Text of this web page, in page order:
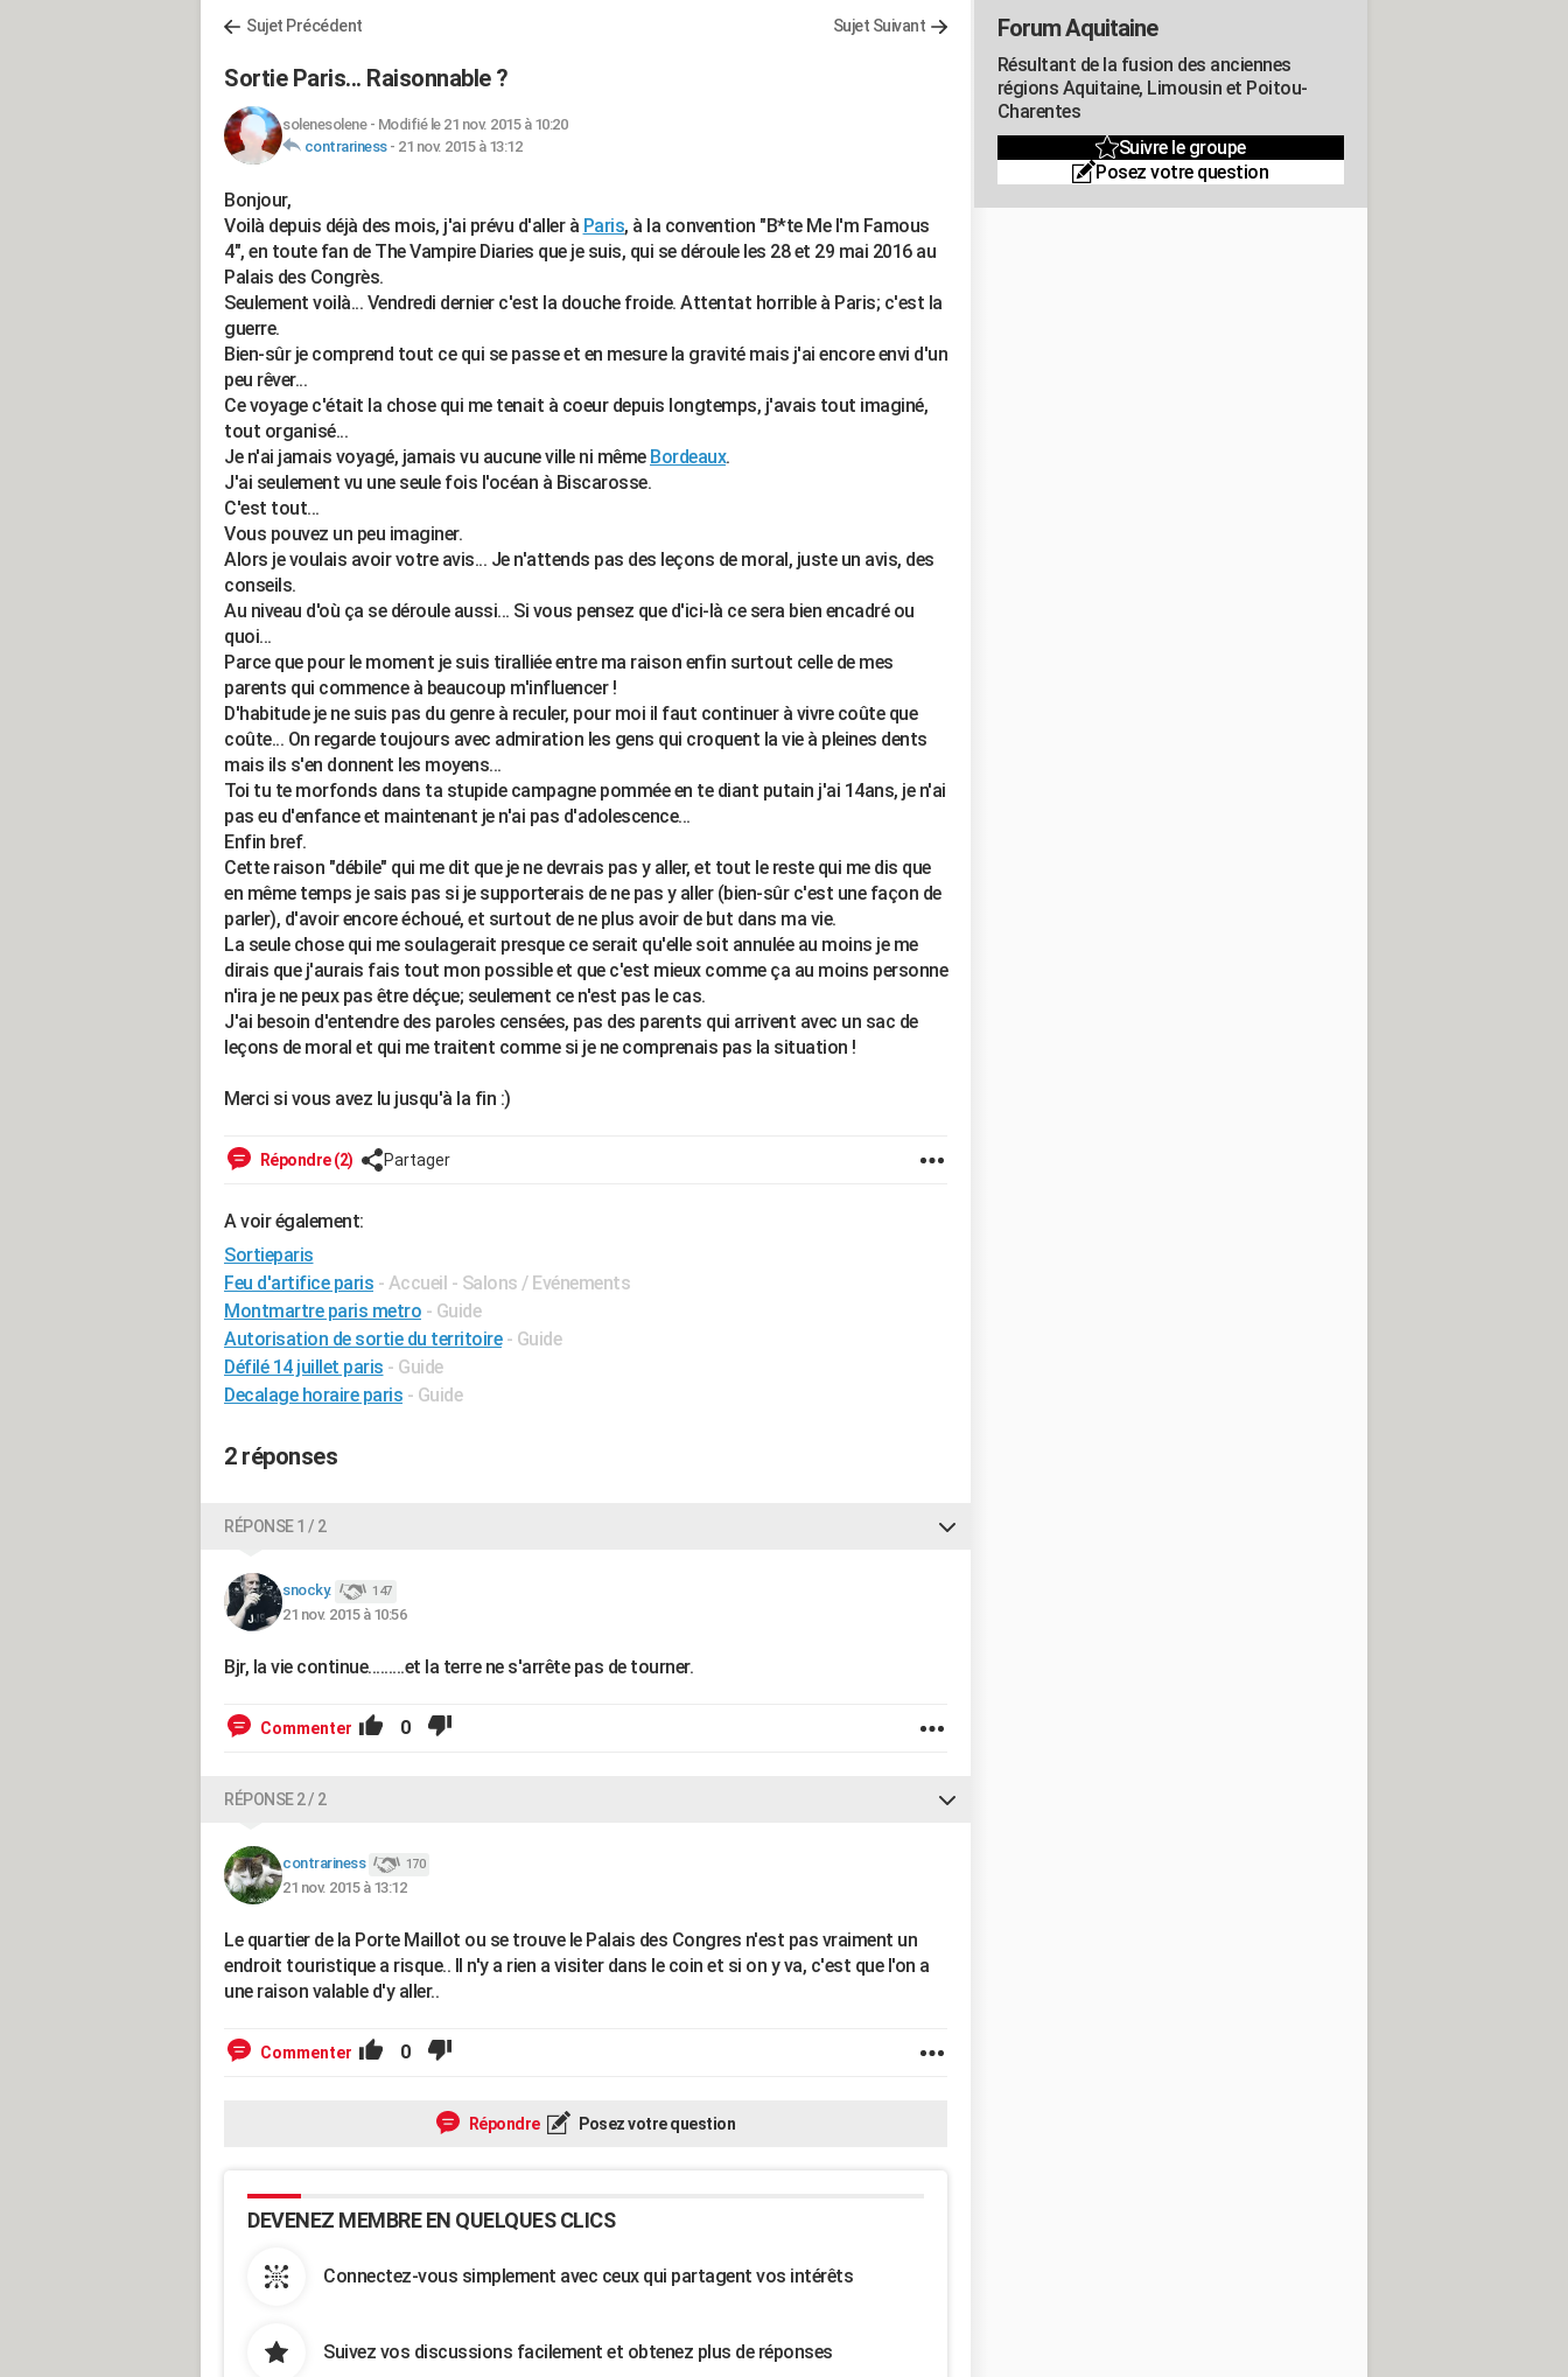
Sujet Précédent Sujet Suivant
Sortie Paris... Raisonnable ?
solenesolene- Modifié le 21 nov. 2015 à 10:20
contrariness- 21 nov. 2015 à 13:12
Bonjour,
Voilà depuis déjà des mois, j'ai prévu d'aller à Paris, à la convention "B*te Me I'm Famous
4", en toute fan de The Vampire Diaries que je suis, qui se déroule les 28 et 29 mai 2016 au
Palais des Congrès.
Seulement voilà... Vendredi dernier c'est la douche froide. Attentat horrible à Paris; c'est la
guerre.
Bien-sûr je comprend tout ce qui se passe et en mesure la gravité mais j'ai encore envi d'un
peu rêver...
Ce voyage c'était la chose qui me tenait à coeur depuis longtemps, j'avais tout imaginé,
tout organisé...
Je n'ai jamais voyagé, jamais vu aucune ville ni même Bordeaux.
J'ai seulement vu une seule fois l'océan à Biscarosse.
C'est tout...
Vous pouvez un peu imaginer.
Alors je voulais avoir votre avis... Je n'attends pas des leçons de moral, juste un avis, des
conseils.
Au niveau d'où ça se déroule aussi... Si vous pensez que d'ici-là ce sera bien encadré ou
quoi...
Parce que pour le moment je suis tiralliée entre ma raison enfin surtout celle de mes
parents qui commence à beaucoup m'influencer !
D'habitude je ne suis pas du genre à reculer, pour moi il faut continuer à vivre coûte que
coûte... On regarde toujours avec admiration les gens qui croquent la vie à pleines dents
mais ils s'en donnent les moyens...
Toi tu te morfonds dans ta stupide campagne pommée en te diant putain j'ai 14ans, je n'ai
pas eu d'enfance et maintenant je n'ai pas d'adolescence...
Enfin bref.
Cette raison "débile" qui me dit que je ne devrais pas y aller, et tout le reste qui me dis que
en même temps je sais pas si je supporterais de ne pas y aller (bien-sûr c'est une façon de
parler), d'avoir encore échoué, et surtout de ne plus avoir de but dans ma vie.
La seule chose qui me soulagerait presque ce serait qu'elle soit annulée au moins je me
dirais que j'aurais fais tout mon possible et que c'est mieux comme ça au moins personne
n'ira je ne peux pas être déçue; seulement ce n'est pas le cas.
J'ai besoin d'entendre des paroles censées, pas des parents qui arrivent avec un sac de
leçons de moral et qui me traitent comme si je ne comprenais pas la situation !
Merci si vous avez lu jusqu'à la fin :)
Répondre (2) Partager
A voir également:
Sortieparis
Feu d'artifice paris - Accueil - Salons / Evénements
Montmartre paris metro - Guide
Autorisation de sortie du territoire - Guide
Défilé 14 juillet paris - Guide
Decalage horaire paris - Guide
2 réponses
RÉPONSE 1 / 2
snocky. 147
21 nov. 2015 à 10:56
Bjr, la vie continue.........et la terre ne s'arrête pas de tourner.
Commenter 0
RÉPONSE 2 / 2
contrariness 170
21 nov. 2015 à 13:12
Le quartier de la Porte Maillot ou se trouve le Palais des Congres n'est pas vraiment un
endroit touristique a risque.. Il n'y a rien a visiter dans le coin et si on y va, c'est que l'on a
une raison valable d'y aller..
Commenter 0
Répondre Posez votre question
DEVENEZ MEMBRE EN QUELQUES CLICS
Connectez-vous simplement avec ceux qui partagent vos intérêts
Suivez vos discussions facilement et obtenez plus de réponses
Forum Aquitaine
Résultant de la fusion des anciennes
régions Aquitaine, Limousin et Poitou-
Charentes
Suivre le groupe
Posez votre question